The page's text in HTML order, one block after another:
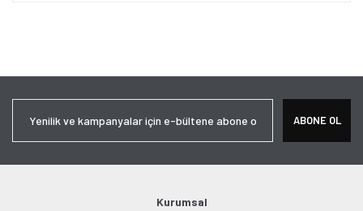
Ürün açıklamasında eksik bilgiler bulunuyor.
Bu ürüne benzer farklı alternatifler olmalı.
ABONE OL
Kurumsal